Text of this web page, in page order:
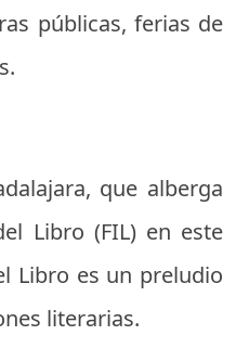
públicas, ferias de
que alberga
Libro (FIL) en este
Libro es un preludio
literarias.